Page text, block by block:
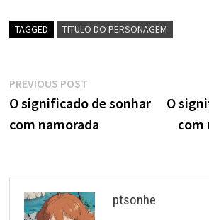
TAGGED TÍTULO DO PERSONAGEM
Navegação
de
PREVIOUS POSTPrevious
post:
O significado de sonhar
com namorada
O
com
ptsonhe